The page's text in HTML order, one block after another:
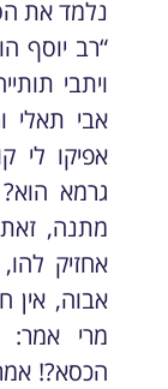
נלמד את
“רב יוסף
ויתבי
אבי תאלי
אפיקו לי
גרמא
מתנה, זאת
אחזיק
אבוה, אין
מרי אמר:
הכסא?!